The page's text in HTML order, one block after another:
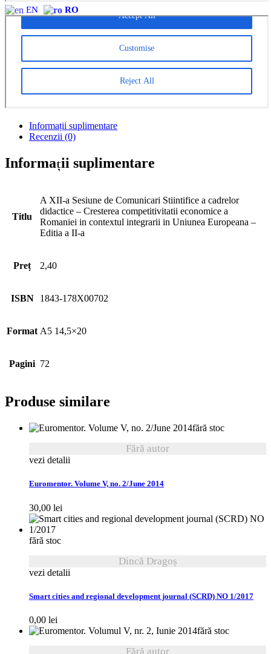
EN RO
×
Informații suplimentare
Recenzii (0)
Informații suplimentare
Titlu
A XII-a Sesiune de Comunicari Stiintifice a cadrelor
didactice – Cresterea competitivitatii economice a
Romaniei in contextul integrarii in Uniunea Europeana –
Editia a II-a
Preț 2,40
ISBN 1843-178X00702
Format A5 14,5×20
Pagini 72
Produse similare
fără stoc
Fără autor
vezi detalii
Euromentor. Volume V, no. 2/June 2014
30,00 lei
fără stoc
Dincă Dragoș
vezi detalii
Smart cities and regional development journal (SCRD) NO 1/2017
0,00 lei
fără stoc
Fără autor